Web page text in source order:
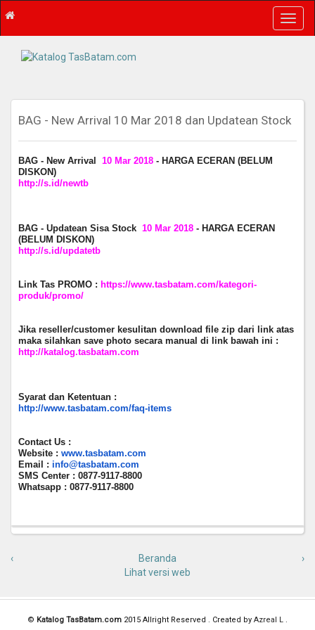
T
o
a
BAG - New Arrival 10 Mar 2018 dan Updatean Stock
BAG - New Arrival 10 Mar 2018 - HARGA ECERAN (BELUM
DISKON)
http://s.id/newtb
BAG - Updatean Sisa Stock 10 Mar 2018 - HARGA ECERAN
(BELUM DISKON)
http://s.id/updatetb
Link Tas PROMO : https://www.tasbatam.com/kategori-
produk/promo/
Jika reseller/customer kesulitan download file zip dari link atas
maka silahkan save photo secara manual di link bawah ini :
http://katalog.tasbatam.com
Syarat dan Ketentuan :
http://www.tasbatam.com/faq-items
Contact Us :
Website : www.tasbatam.com
Email : info@tasbatam.com
SMS Center : 0877-9117-8800
Whatsapp : 0877-9117-8800
‹ ›
Beranda
Lihat versi web
© Katalog TasBatam.com 2015 Allright Reserved . Created by Azreal L .